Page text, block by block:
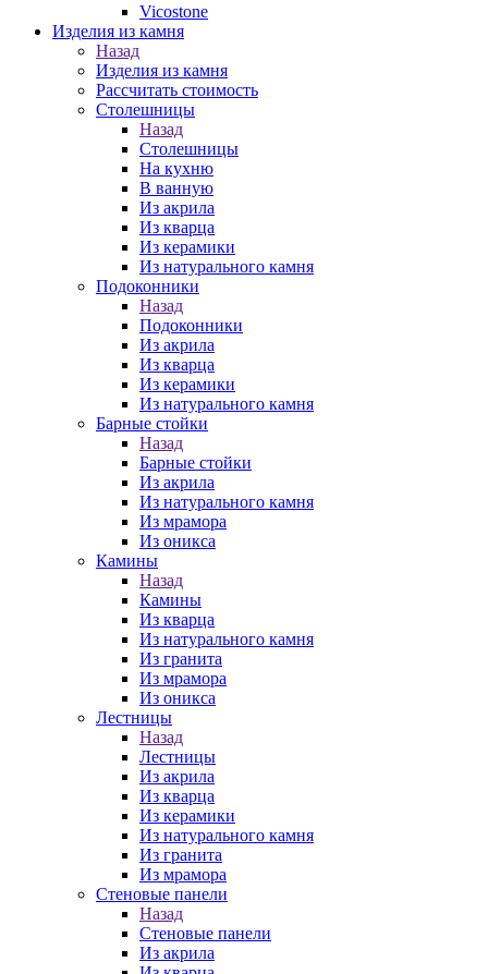
Vicostone
Изделия из камня
Назад
Изделия из камня
Рассчитать стоимость
Столешницы
Назад
Столешницы
На кухню
В ванную
Из акрила
Из кварца
Из керамики
Из натурального камня
Подоконники
Назад
Подоконники
Из акрила
Из кварца
Из керамики
Из натурального камня
Барные стойки
Назад
Барные стойки
Из акрила
Из натурального камня
Из мрамора
Из оникса
Камины
Назад
Камины
Из кварца
Из натурального камня
Из гранита
Из мрамора
Из оникса
Лестницы
Назад
Лестницы
Из акрила
Из кварца
Из керамики
Из натурального камня
Из гранита
Из мрамора
Стеновые панели
Назад
Стеновые панели
Из акрила